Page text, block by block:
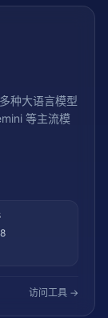
种大语言模型
等主流模
访问工具 →